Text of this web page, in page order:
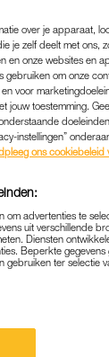
over je apparaat,
je zelf deelt met ons,
en onze websites en
gebruiken om onze
voor
jouw toestemming.
instellingen”
ons cookiebeleid
om advertenties te
uit verschillende
Diensten
Beperkte
gebruiken ter selectie